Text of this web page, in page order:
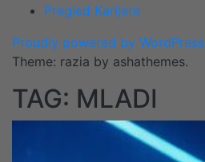
Pregled Karijere
Proudly powered by WordPress
Theme: razia by ashathemes.
TAG: MLADI